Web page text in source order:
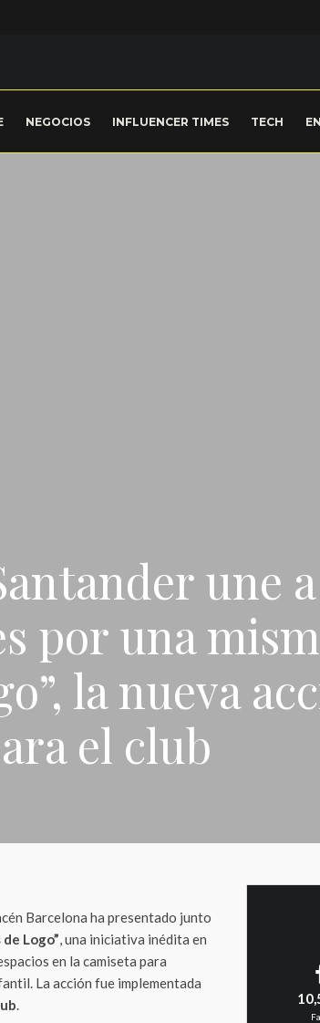
NEGOCIOS INFLUENCER TIMES TECH
une a
por una
la nueva
el club
Barcelona ha presentado junto
Logo”, una iniciativa inédita en
en la camiseta para
La acción fue implementada
.